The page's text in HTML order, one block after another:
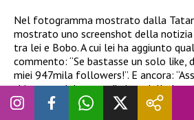
Nel fotogramma mostrato dalla
mostrato uno screenshot della
tra lei e Bobo. A cui lei ha aggiunto
commento: “Se bastasse un solo
miei 947mila followers!”. E ancora:
chiarezza, dal punto di vista della loro
vero e proprio sospiro di sollievo per
guardato Ig Story e mi viene da ridere,